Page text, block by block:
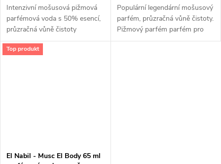
Intenzivní mošusová pižmová
parfémová voda s 50% esencí,
průzračná vůně čistoty
Populární legendární mošusový
parfém, průzračná vůně čistoty.
Pižmový parfém parfém pro
ženy
Top produkt
El Nabil - Musc El Body 65 ml